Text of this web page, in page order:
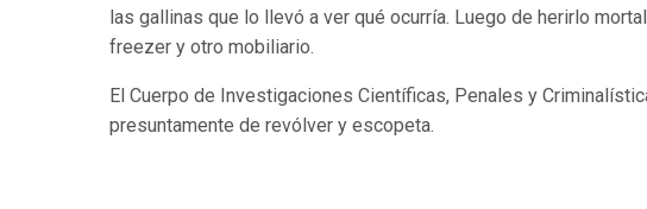
las gallinas que lo llevó a ver qué ocurría. Luego de herirlo
freezer y otro mobiliario.
El Cuerpo de Investigaciones Científicas, Penales y
presuntamente de revólver y escopeta.